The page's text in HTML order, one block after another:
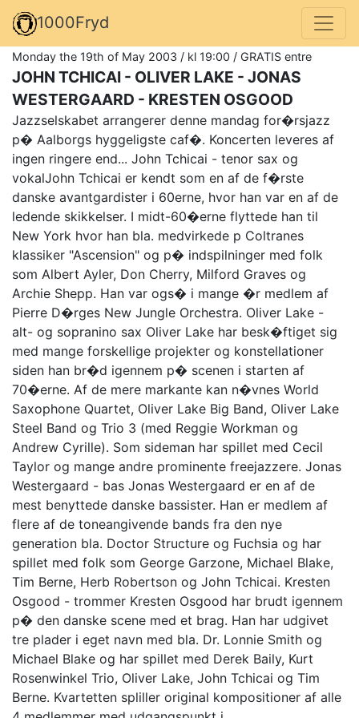
1000Fryd
Monday the 19th of May 2003 / kl 19:00 / GRATIS entre
JOHN TCHICAI - OLIVER LAKE - JONAS
WESTERGAARD - KRESTEN OSGOOD
Jazzselskabet arrangerer denne mandag for�rsjazz
p� Aalborgs hyggeligste caf�. Koncerten leveres af
ingen ringere end... John Tchicai - tenor sax og
vokalJohn Tchicai er kendt som en af de f�rste
danske avantgardister i 60erne, hvor han var en af de
ledende skikkelser. I midt-60�erne flyttede han til
New York hvor han bla. medvirkede p Coltranes
klassiker "Ascension" og p� indspilninger med folk
som Albert Ayler, Don Cherry, Milford Graves og
Archie Shepp. Han var ogs� i mange �r medlem af
Pierre D�rges New Jungle Orchestra. Oliver Lake -
alt- og sopranino sax Oliver Lake har besk�ftiget sig
med mange forskellige projekter og konstellationer
siden han br�d igennem p� scenen i starten af
70�erne. Af de mere markante kan n�vnes World
Saxophone Quartet, Oliver Lake Big Band, Oliver Lake
Steel Band og Trio 3 (med Reggie Workman og
Andrew Cyrille). Som sideman har spillet med Cecil
Taylor og mange andre prominente freejazzere. Jonas
Westergaard - bas Jonas Westergaard er en af de
mest benyttede danske bassister. Han er medlem af
flere af de toneangivende bands fra den nye
generation bla. Doctor Structure og Fuchsia og har
spillet med folk som George Garzone, Michael Blake,
Tim Berne, Herb Robertson og John Tchicai. Kresten
Osgood - trommer Kresten Osgood har brudt igennem
p� den danske scene med et brag. Han har udgivet
tre plader i eget navn med bla. Dr. Lonnie Smith og
Michael Blake og har spillet med Derek Baily, Kurt
Rosenwinkel Trio, Oliver Lake, John Tchicai og Tim
Berne. Kvartetten spliller original kompositioner af alle